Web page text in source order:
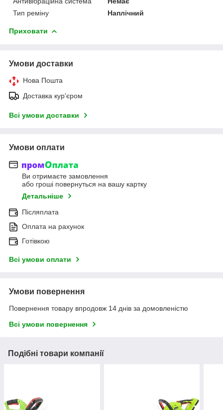
Тип реміну
Наплічний
Приховати
Умови доставки
Нова Пошта
Доставка кур'єром
Всі умови доставки
Умови оплати
Ви отримаєте замовлення
або гроші повернуться на вашу картку
Детальніше
Післяплата
Оплата на рахунок
Готівкою
Всі умови оплати
Умови повернення
Повернення товару впродовж 14 днів за домовленістю
Всі умови повернення
Подібні товари компанії